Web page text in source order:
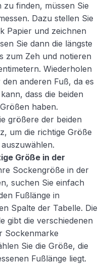
finden, müssen Sie
Dazu stellen Sie
Papier und zeichnen
Sie dann die längste
zum Zeh und notieren
Wiederholen
anderen Fuß, da es
dass die beiden
haben.
größere der beiden
um die richtige Größe
Größe in der
Sockengröße in der
suchen Sie einfach
Fußlänge in
Spalte der Tabelle. Die
gibt die verschiedenen
Sockenmarke
Sie die Größe, die
Fußlänge liegt.